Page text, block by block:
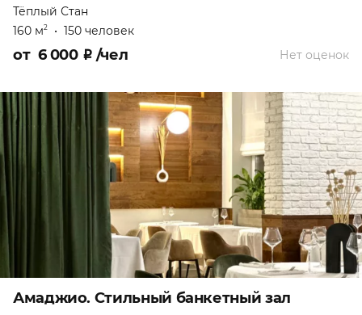
Тёплый Стан
160 м2 • 150 человек
Нет оценок
от 6 000 ₽ /чел
Амаджио. Стильный банкетный зал